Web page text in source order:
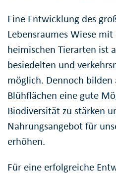
Eine Entwicklung des
Lebensraumes Wiese
heimischen Tierarten ist
besiedelten und
möglich. Dennoch
Blühflächen eine gute
Biodiversität zu stärken
Nahrungsangebot für
erhöhen.
Für eine erfolgreiche